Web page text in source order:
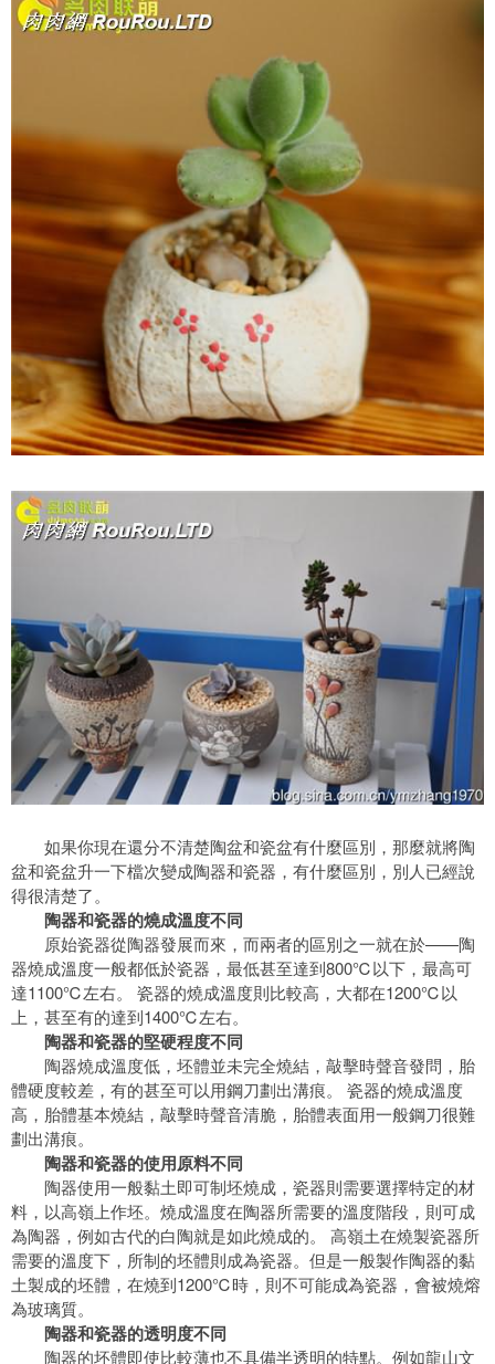
如果你現在還分不清楚陶盆和瓷盆有什麼區別，那麼就將陶
盆和瓷盆升一下檔次變成陶器和瓷器，有什麼區別，別人已經說
得很清楚了。
陶器和瓷器的燒成溫度不同
原始瓷器從陶器發展而來，而兩者的區別之一就在於——陶
器燒成溫度一般都低於瓷器，最低甚至達到800℃以下，最高可
達1100℃左右。 瓷器的燒成溫度則比較高，大都在1200℃以
上，甚至有的達到1400℃左右。
陶器和瓷器的堅硬程度不同
陶器燒成溫度低，坯體並未完全燒結，敲擊時聲音發問，胎
體硬度較差，有的甚至可以用鋼刀劃出溝痕。 瓷器的燒成溫度
高，胎體基本燒結，敲擊時聲音清脆，胎體表面用一般鋼刀很難
劃出溝痕。
陶器和瓷器的使用原料不同
陶器使用一般黏土即可制坯燒成，瓷器則需要選擇特定的材
料，以高嶺上作坯。燒成溫度在陶器所需要的溫度階段，則可成
為陶器，例如古代的白陶就是如此燒成的。 高嶺土在燒製瓷器所
需要的溫度下，所制的坯體則成為瓷器。但是一般製作陶器的黏
土製成的坯體，在燒到1200℃時，則不可能成為瓷器，會被燒熔
為玻璃質。
陶器和瓷器的透明度不同
陶器的坯體即使比較薄也不具備半透明的特點。例如龍山文